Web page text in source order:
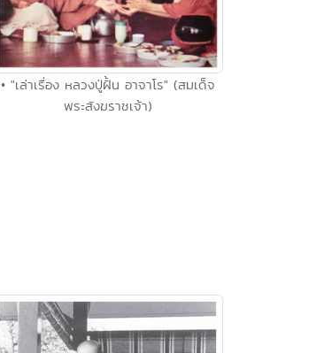
• "เล่าเรื่อง หลวงปู่ฝั้น อาจาโร" (สมเด็จ
พระสังฆราชเจ้า)